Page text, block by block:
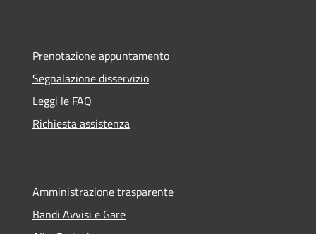
Prenotazione appuntamento
Segnalazione disservizio
Leggi le FAQ
Richiesta assistenza
Amministrazione trasparente
Bandi Avvisi e Gare